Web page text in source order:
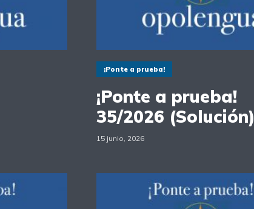
¡Ponte a prueba!
¡Ponte a prueba!
35/2026 (Solución)
15 junio, 2026